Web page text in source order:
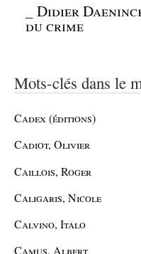
_Didier
du crime
Mots-clés dans le
Cadex (éditions)
Cadiot, Olivier
Caillois, Roger
Caligaris, Nicole
Calvino, Italo
Camus, Albert